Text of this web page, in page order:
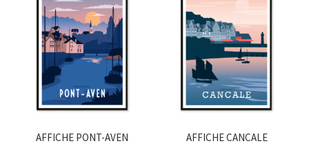
AFFICHE PONT-AVEN AFFICHE CANCALE